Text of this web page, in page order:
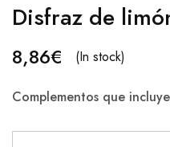
Disfraz de
8,86€ (In stock)
Complementos que